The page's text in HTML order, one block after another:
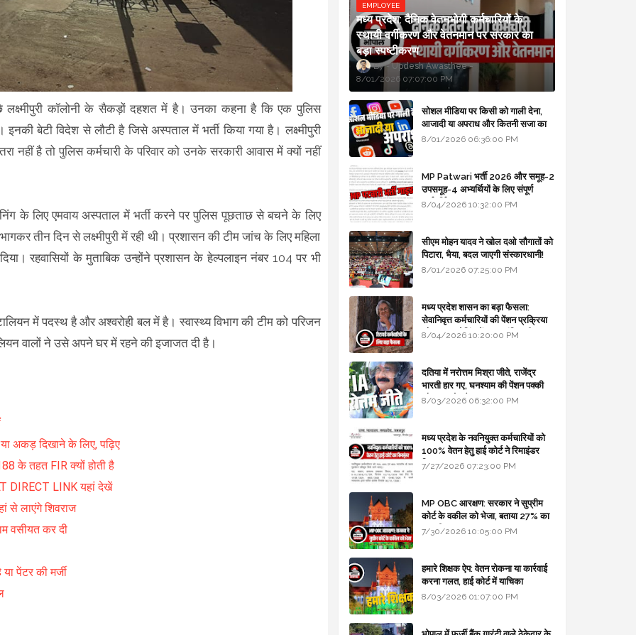
लक्ष्मीपुरी कॉलोनी के सैकड़ों दहशत में है। उनका कहना है कि एक पुलिस
बेटी विदेश से लौटी है जिसे अस्पताल में भर्ती किया गया है। लक्ष्मीपुरी
नहीं है तो पुलिस कर्मचारी के परिवार को उनके सरकारी आवास में क्यों नहीं
के लिए एमवाय अस्पताल में भर्ती करने पर पुलिस पूछताछ से बचने के लिए
तीन दिन से लक्ष्मीपुरी में रही थी। प्रशासन की टीम जांच के लिए महिला
रहवासियों के मुताबिक उन्होंने प्रशासन के हेल्पलाइन नंबर 104 पर भी
में पदस्थ है और अश्वरोही बल में है। स्वास्थ्य विभाग की टीम को परिजन
वालों ने उसे अपने घर में रहने की इजाजत दी है।
अकड़ दिखाने के लिए, पढ़िए
के तहत FIR क्यों होती है
DIRECT LINK यहां देखें
से लाएंगे शिवराज
वसीयत कर दी
पेंटर की मर्जी
EMPLOYEE
मध्य प्रदेश: दैनिक वेतनभोगी कर्मचारियों के
स्थायी वर्गीकरण और वेतनमान पर सरकार का
बड़ा स्पष्टीकरण
Updesh Awasthee
8/01/2026 07:07:00 PM
सोशल मीडिया पर किसी को गाली देना,
आजादी या अपराध और कितनी सजा का
प्रावधान - free legal advice
8/01/2026 06:36:00 PM
MP Patwari भर्ती 2026 और समूह-2
उपसमूह-4 अभ्यर्थियों के लिए संपूर्ण
मार्गदर्शिका
8/04/2026 10:32:00 PM
सीएम मोहन यादव ने खोल दओ सौगातों को
पिटारा, भैया, बदल जाएगी संस्कारधानी!
8/01/2026 07:25:00 PM
मध्य प्रदेश शासन का बड़ा फैसला:
सेवानिवृत्त कर्मचारियों की पेंशन प्रक्रिया
और बजट कोडिंग में हुए क्रांतिकारी
8/04/2026 10:20:00 PM
दतिया में नरोत्तम मिश्रा जीते, राजेंद्र
भारती हार गए, घनश्याम की पेंशन पक्की
और आशुतोष बैक टू...
8/03/2026 06:32:00 PM
मध्य प्रदेश के नवनियुक्त कर्मचारियों को
100% वेतन हेतु हाई कोर्ट ने रिमाइंडर
लिखा
7/27/2026 07:23:00 PM
MP OBC आरक्षण: सरकार ने सुप्रीम
कोर्ट के वकील को भेजा, बताया 27% का
कानूनी आधार
7/30/2026 10:05:00 PM
हमारे शिक्षक ऐप: वेतन रोकना या कार्रवाई
करना गलत, हाई कोर्ट में याचिका
8/03/2026 01:07:00 PM